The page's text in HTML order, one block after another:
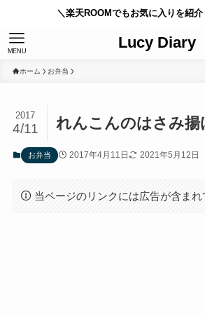
＼楽天ROOMでもお気に入りを紹
Lucy Diary
MENU
ホーム お弁当
れんこんのはさみ揚
2017
4/11
お弁当 2017年4月11日 2021年5月12日
当ページのリンクには広告が含まれ